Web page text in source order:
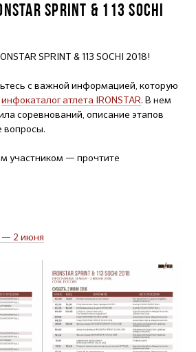
SPRINT & 113 SOCHI
SPRINT & 113 SOCHI 2018!
с важной информацией, которую
инфокаталог атлета IRONSTAR. В нем
соревнований, описание этапов
вопросы.
участником — прочтите
— 2 июня